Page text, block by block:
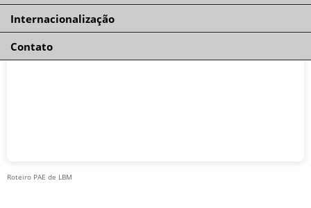
Internacionalização
Contato
Roteiro PAE de LBM